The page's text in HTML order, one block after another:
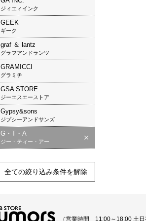
ジィエィインク
GEEK
ギーク
graf ＆ lantz
グラフアンドランツ
GRAMICCI
グラミチ
GSA STORE
ジーエスエーストア
Gypsy&sons
ジプシーアンドサンズ
G・T・A
ジー・ティー・アー
全ての絞り込み条件を解除
（営業時間 11:00～18:00 土日